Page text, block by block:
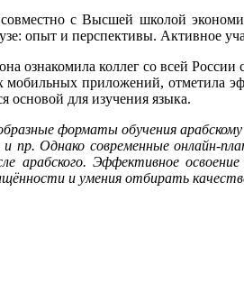
с Высшей школой
опыт и перспективы. Активное
ознакомила коллег со всей
мобильных приложений, отметила
основой для изучения языка.
форматы обучения
пр. Однако современные онлайн-
арабского. Эффективное
и умения отбирать